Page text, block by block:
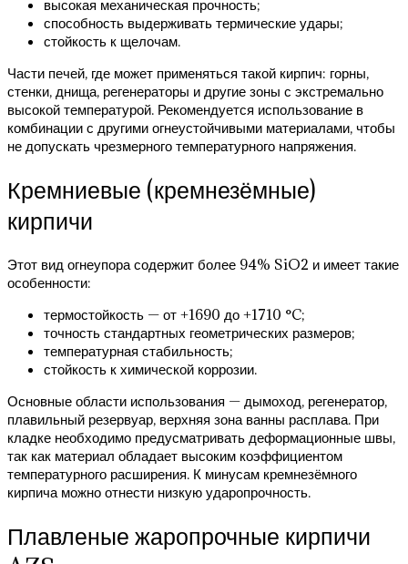
высокая механическая прочность;
способность выдерживать термические удары;
стойкость к щелочам.
Части печей, где может применяться такой кирпич: горны,
стенки, днища, регенераторы и другие зоны с экстремально
высокой температурой. Рекомендуется использование в
комбинации с другими огнеустойчивыми материалами, чтобы
не допускать чрезмерного температурного напряжения.
Кремниевые (кремнезёмные)
кирпичи
Этот вид огнеупора содержит более 94% SiO2 и имеет такие
особенности:
термостойкость — от +1690 до +1710 °C;
точность стандартных геометрических размеров;
температурная стабильность;
стойкость к химической коррозии.
Основные области использования — дымоход, регенератор,
плавильный резервуар, верхняя зона ванны расплава. При
кладке необходимо предусматривать деформационные швы,
так как материал обладает высоким коэффициентом
температурного расширения. К минусам кремнезёмного
кирпича можно отнести низкую ударопрочность.
Плавленые жаропрочные кирпичи